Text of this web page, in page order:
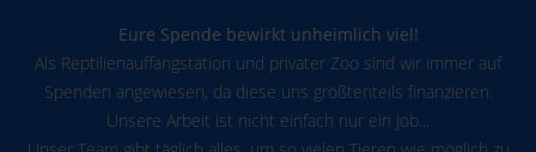
Eure Spende bewirkt unheimlich viel!
Als Reptilienauffangstation und privater Zoo sind wir immer auf
Spenden angewiesen, da diese uns größtenteils finanzieren.
Unsere Arbeit ist nicht einfach nur ein Job...